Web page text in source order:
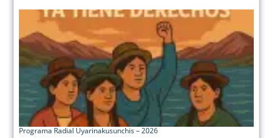
Programa Radial Uyarinakusunchis – 2026